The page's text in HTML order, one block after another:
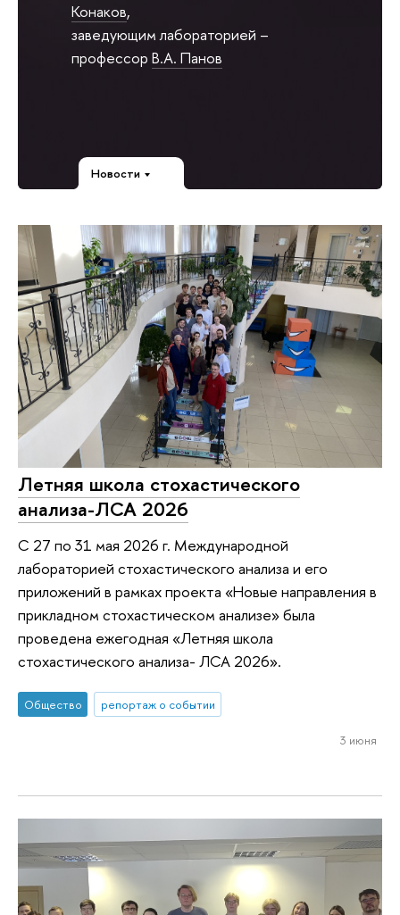
Конаков,
заведующим лабораторией –
профессор В.А. Панов
Новости
Летняя школа стохастического
анализа-ЛСА 2026
С 27 по 31 мая 2026 г. Международной
лабораторией стохастического анализа и его
приложений в рамках проекта «Новые направления в
прикладном стохастическом анализе» была
проведена ежегодная «Летняя школа
стохастического анализа- ЛСА 2026».
Общество репортаж о событии
3 июня